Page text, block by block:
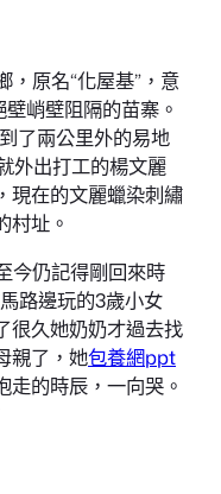
，原名“化屋基”，意
峭壁阻隔的苗寨。
了兩公里外的易地
外出打工的楊文麗
現在的文麗蠟染刺繡
村址。
今仍記得剛回來時
路邊玩的3歲小女
很久她奶奶才過去找
親了，她包養網ppt
走的時辰，一向哭。